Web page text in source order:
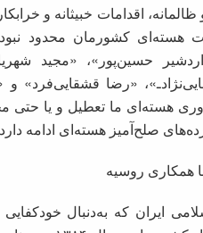
اقدامات خبیثانه و
هسته‌ای کشورمان محدود
حسین‌پور»، «مجید
«رضا قشقایی‌فرد»
هسته‌ای ما تعطیل و یا
صلح‌آمیز هسته‌ای ادامه
همکاری روسیه
ایران که به‌دنبال